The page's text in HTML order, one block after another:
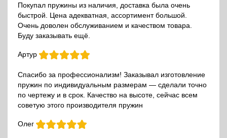
Покупал пружины из наличия, доставка была очень
быстрой. Цена адекватная, ассортимент большой.
Очень доволен обслуживанием и качеством товара.
Буду заказывать ещё.
Артур
Спасибо за профессионализм! Заказывал изготовление
пружин по индивидуальным размерам — сделали точно
по чертежу и в срок. Качество на высоте, сейчас всем
советую этого производителя пружин
Олег